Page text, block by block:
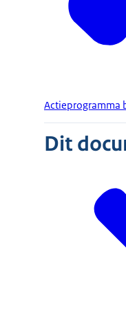
Actieprogramma
Dit